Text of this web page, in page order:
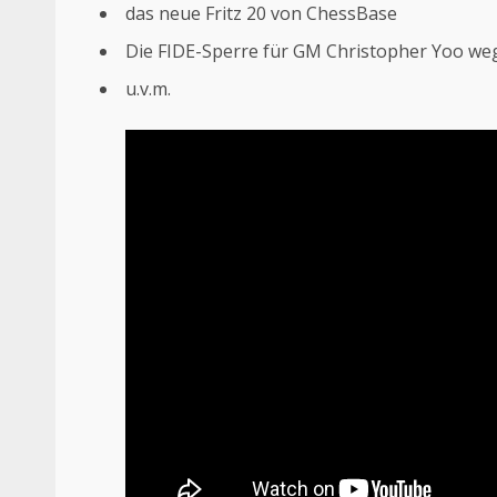
das neue Fritz 20 von ChessBase
Die FIDE-Sperre für GM Christopher Yoo
u.v.m.